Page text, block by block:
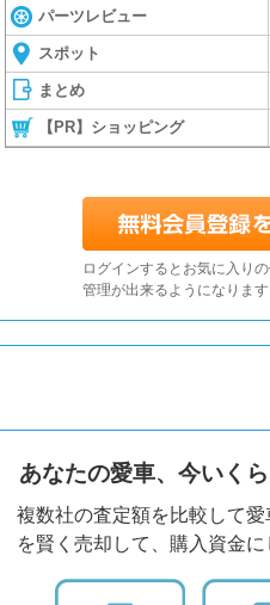
パーツレビュー
スポット
まとめ
【PR】ショッピング
ログインするとお気に入り
管理が出来るようになります
あなたの愛車、今いくら
複数社の査定額を比較して
を賢く売却して、購入資金に